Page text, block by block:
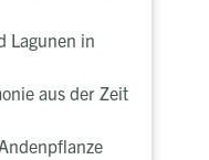
Lagunen in
aus der Zeit